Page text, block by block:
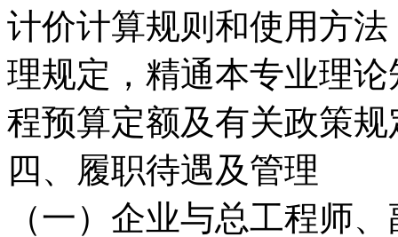
计价计算规则和使用方
理规定，精通本专业理
程预算定额及有关政策规
四、履职待遇及管理
（一）企业与总工程师